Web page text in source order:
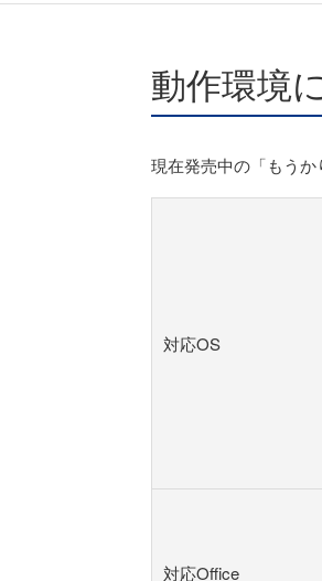
動作環境
現在発売中の「もうか
対応OS
対応Office